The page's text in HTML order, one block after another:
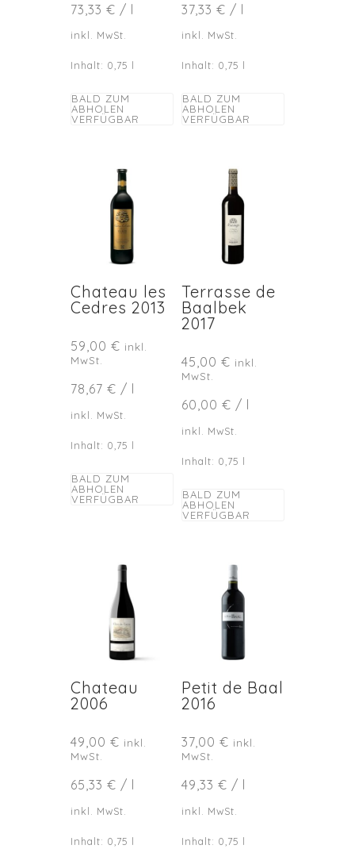
73,33 € / l
inkl. MwSt.
Inhalt: 0,75 l
BALD ZUM
ABHOLEN
VERFÜGBAR
37,33€ / l
inkl. MwSt.
Inhalt: 0,75 l
BALD ZUM
ABHOLEN
VERFÜGBAR
Chateau les
Cedres 2013
59,00 € inkl.
MwSt.
78,67 € /
inkl. MwSt.
Inhalt: 0,75 l
BALD ZUM
ABHOLEN
VERFÜGBAR
Terrasse de
Baalbek
2017
45,00€ inkl.
MwSt.
60,00€ /
inkl. MwSt.
Inhalt: 0,75 l
BALD ZUM
ABHOLEN
VERFÜGBAR
Chateau
2006
49,00 € inkl.
MwSt.
65,33 € /
inkl. MwSt.
Inhalt: 0,75 l
Petit de Baal
2016
37,00€ inkl.
MwSt.
49,33€ /
inkl. MwSt.
Inhalt: 0,75 l